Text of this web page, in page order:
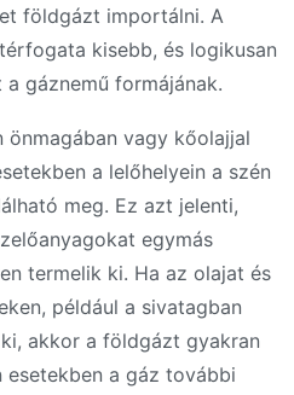
földgázt importálni. A
kisebb, és logikusan
gáznemű formájának.
vagy kőolajjal
a lelőhelyein a szén
meg. Ez azt jelenti,
egymás
termelik ki. Ha az olajat és
például a sivatagban
akkor a földgázt gyakran
esetekben a gáz további